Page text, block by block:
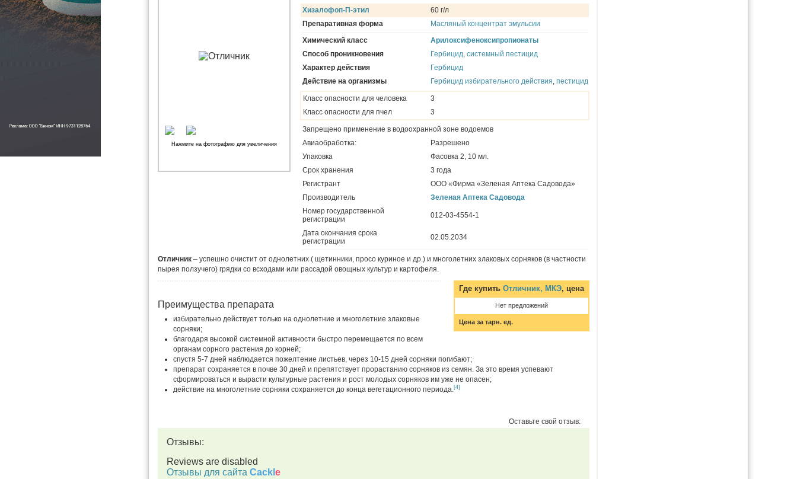
Хизалофоп-П-этил
60 г/л
Препаративная форма
Масляный концентрат эмульсии
Химический класс
Арилоксифеноксипропионаты
Способ проникновения
Гербицид, системный пестицид
Характер действия
Гербицид
Действие на организмы
Гербицид избирательного действия, пестицид
Класс опасности для человека
3
Класс опасности для пчел
3
Запрещено применение в водоохранной зоне водоемов
Авиаобработка:
Разрешено
Упаковка
Фасовка 2, 10 мл.
Срок хранения
3 года
Регистрант
ООО «Фирма «Зеленая Аптека Садовода»
Производитель
Зеленая Аптека Садовода
Номер государственной
регистрации
012-03-4554-1
Дата окончания срока
регистрации
02.05.2034
Нажмите на фотографию для увеличения
Отличник – успешно очистит от однолетних ( щетинники, просо куриное и др.) и многолетних злаковых сорняков (в частности
пырея ползучего) грядки со всходами или рассадой овощных культур и картофеля.
Где купить Отличник, МКЭ, цена
Нет предложений
Цена за тарн. ед.
Преимущества препарата
избирательно действует только на однолетние и многолетние злаковые
сорняки;
благодаря высокой системной активности быстро перемещается по всем
органам сорного растения до корней;
спустя 5-7 дней наблюдается пожелтение листьев, через 10-15 дней сорняки погибают;
препарат сохраняется в почве 30 дней и препятствует прорастанию сорняков из семян. За это время успевают
сформироваться и вырасти культурные растения и рост молодых сорняков им уже не опасен;
действие на многолетние сорняки сохраняется до конца вегетационного периода.[4]
Оставьте свой отзыв:
Отзывы:
Reviews are disabled
Отзывы для сайта Cackl e